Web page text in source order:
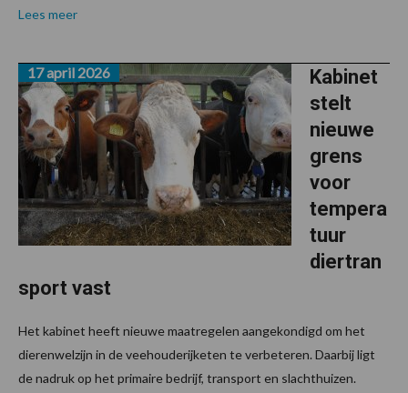
Lees meer
Kabinet
stelt
nieuwe
grens
voor
tempera
tuur
diertran
sport vast
17 april 2026
Het kabinet heeft nieuwe maatregelen aangekondigd om het
dierenwelzijn in de veehouderijketen te verbeteren. Daarbij ligt
de nadruk op het primaire bedrijf, transport en slachthuizen.